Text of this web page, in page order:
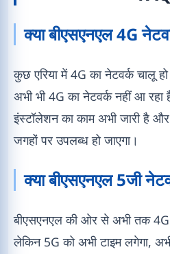
क्या बीएसएनएल 4G
कुछ एरिया में 4G का नेटवर्क चालू
अभी भी 4G का नेटवर्क नहीं आ रहा
इंस्टॉलेशन का काम अभी जारी है
जगहों पर उपलब्ध हो जाएगा।
क्या बीएसएनएल 5जी
बीएसएनएल की ओर से अभी तक 4G
लेकिन 5G को अभी टाइम लगेगा,